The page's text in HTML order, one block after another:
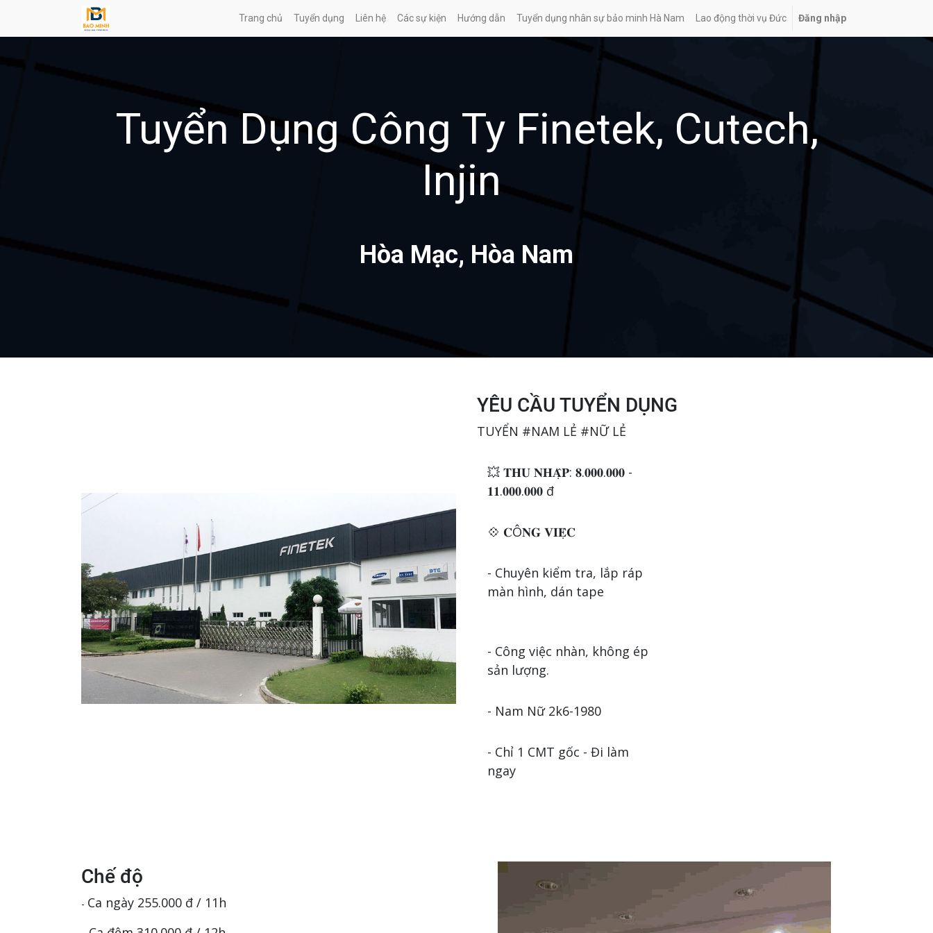
Trang chủ Tuyển dụng Liên hệ Các sự kiện Hướng dẫn Tuyển dụng nhân sự bảo minh Hà Nam Lao động thời vụ Đức Đăng nhập
Tuyển Dụng Công Ty Finetek, Cutech,
Injin
Hòa Mạc, Hòa Nam
YÊU CẦU TUYỂN DỤNG
TUYỂN #NAM LẺ #NỮ LẺ
💥 𝐓𝐇𝐔 𝐍𝐇𝐀̣̂𝐏: 𝟖.𝟎𝟎𝟎.𝟎𝟎𝟎 -
𝟏𝟏.𝟎𝟎𝟎.𝟎𝟎𝟎 đ
💠 𝐂Ô𝐍𝐆 𝐕𝐈𝐄̣̂𝐂
- Chuyên kiểm tra, lắp ráp
màn hình, dán tape
- Công việc nhàn, không ép
sản lượng.
- Nam Nữ 2k6-1980
- Chỉ 1 CMT gốc - Đi làm
ngay
Chế độ
- Ca ngày 255.000 đ / 11h